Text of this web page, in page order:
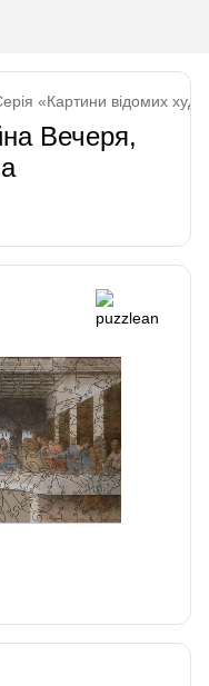
«Картини відомих
Вечеря,